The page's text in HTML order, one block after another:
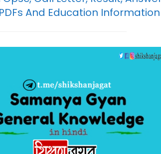
And Education Information